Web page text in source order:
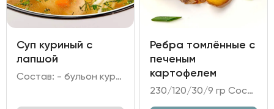
Суп куриный с
лапшой
Состав: - бульон куриный; - лапша; - куриное филе; - яйцо куриное; - морковь, лук репчатый, зелень.
Ребра томлённые с
печеным
картофелем
230/120/30/9 гр Состав: - свиные ребра в глазури барбекю; - картофель печёный; - соус перечный; - кунжут, лук зелёный.